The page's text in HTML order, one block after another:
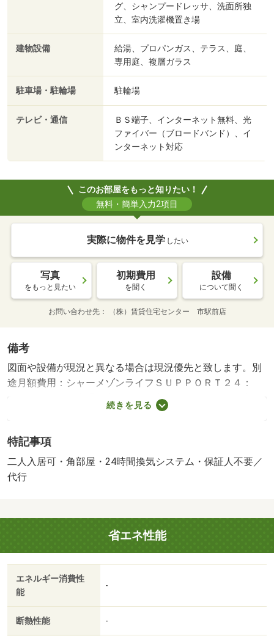
グ、シャンプードレッサ、洗面所独
立、室内洗濯機置き場
建物設備
給湯、プロパンガス、テラス、庭、
専用庭、複層ガラス
駐車場・駐輪場 駐輪場
テレビ・通信
ＢＳ端子、インターネット無料、光
ファイバー（ブロードバンド）、イ
ンターネット対応
このお部屋をもっと知りたい！
無料・簡単入力2項目
実際に物件を見学 したい
写真
をもっと見たい
初期費用
を聞く
設備
について聞く
お問い合わせ先 （株）賃貸住宅センター 市駅前店
備考
図面や設備が現況と異なる場合は現況優先と致します。別
途月額費用：シャーメゾンライフＳＵＰＰＯＲＴ２４：
１，３２０円駐車場ご利用時、敷金１３，２００円が必要
となります。・賃貸保証等：加入要（保証人不要システ
数料３３０００円）・鍵交換代：あり１６，５００円～・
他交通手段：ＪＲ阪和線和歌山駅バス３０分松ヶ丘停歩３
分・★インターネット無料・エコジョーズ採用★南向きで
ー・コンビニあり！お問合せは賃貸住宅センターへ♪・駐輪
場：有・仲介手数料：１．１ヶ月/美装代 44000円
続きを見る
特記事項
二人入居可・角部屋・24時間換気システム・保証人不要／
代行
省エネ性能
エネルギー消費性
能
-
断熱性能 -